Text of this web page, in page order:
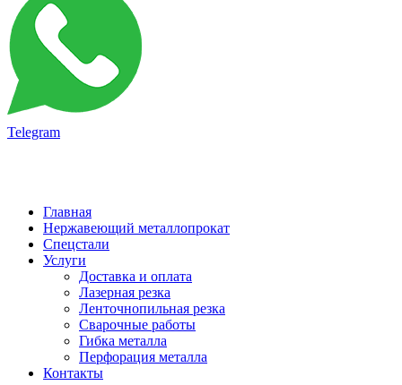
Telegram
Главная
Нержавеющий металлопрокат
Спецстали
Услуги
Доставка и оплата
Лазерная резка
Ленточнопильная резка
Сварочные работы
Гибка металла
Перфорация металла
Контакты